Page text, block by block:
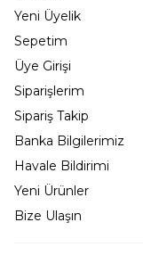
Yeni Üyelik
Sepetim
Üye Girişi
Siparişlerim
Sipariş Takip
Banka Bilgilerimiz
Havale Bildirimi
Yeni Ürünler
Bize Ulaşın